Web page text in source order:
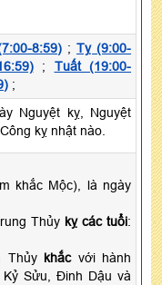
8:59) ; Tỵ (9:00-
; Tuất (19:00-
;
Nguyệt kỵ, Nguyệt
kỵ nhật nào.
khắc Mộc), là ngày
Thủy kỵ các tuổi:
Thủy khắcvới hành
Kỷ Sửu, Đinh Dậu và